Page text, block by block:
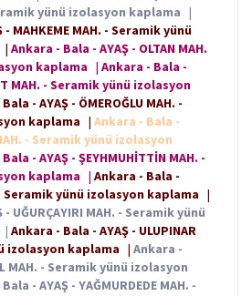
yünü izolasyon kaplama |
MAHKEME MAH. - Seramik yünü
| Ankara - Bala - AYAŞ - OLTAN MAH.
kaplama | Ankara - Bala -
MAH. - Seramik yünü izolasyon
- AYAŞ - ÖMEROĞLU MAH. -
kaplama | Ankara - Bala -
- Seramik yünü izolasyon
- AYAŞ - ŞEYHMUHİTTİN MAH. -
kaplama | Ankara - Bala -
- Seramik yünü izolasyon kaplama |
UĞURÇAYIRI MAH. - Seramik yünü
| Ankara - Bala - AYAŞ - ULUPINAR
izolasyon kaplama | Ankara -
MAH. - Seramik yünü izolasyon
- AYAŞ - YAĞMURDEDE MAH. -